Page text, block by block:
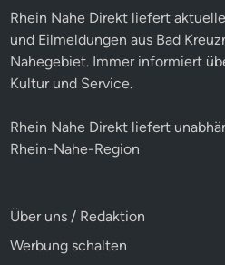
Rhein Nahe Direkt liefert
und Eilmeldungen aus Bad
Nahegebiet. Immer informiert
Kultur und Service.
Rhein Nahe Direkt liefert
Rhein-Nahe-Region
Über uns / Redaktion
Werbung schalten